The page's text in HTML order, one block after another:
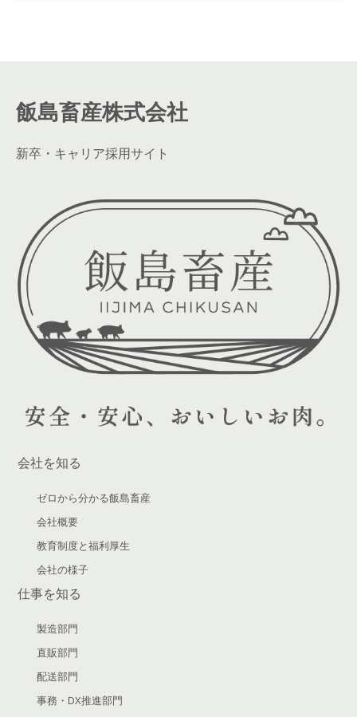
飯島畜産株式会社
新卒・キャリア採用サイト
会社を知る
ゼロから分かる飯島畜産
会社概要
教育制度と福利厚生
会社の様子
仕事を知る
製造部門
直販部門
配送部門
事務・DX推進部門